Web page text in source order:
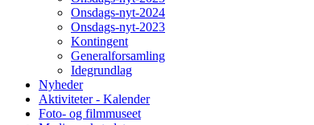
Onsdags-nyt-2024
Onsdags-nyt-2023
Kontingent
Generalforsamling
Idegrundlag
Nyheder
Aktiviteter - Kalender
Foto- og filmmuseet